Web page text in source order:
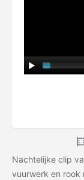
Nachtelijke clip
vuurwerk en rook